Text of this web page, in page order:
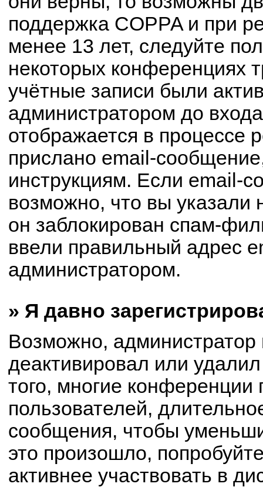
поддержка COPPA и при
менее 13 лет, следуйте
некоторых конференциях
учётные записи были
администратором до
отображается в процессе
прислано email-
инструкциям. Если email-
возможно, что вы
он заблокирован спам-
ввели правильный адрес
администратором.
» Я давно
Возможно, администратор
деактивировал или
того, многие конференции
пользователей,
сообщения, чтобы
это произошло,
активнее участвовать в